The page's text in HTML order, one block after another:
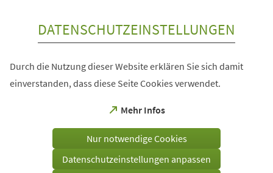
DATENSCHUTZEINSTELLUNGEN
Durch die Nutzung dieser Website erklären Sie sich damit
einverstanden, dass diese Seite Cookies verwendet.
Mehr Infos
(Öffnet
einem
Tab)
Nur notwendige Cookies
Datenschutzeinstellungen anpassen